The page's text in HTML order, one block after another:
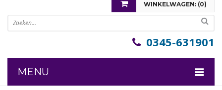
WINKELWAGEN: (0)
U heeft nog geen items in uw winkelwagen
0345-631901
MENU